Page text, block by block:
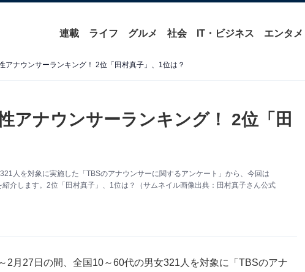
連載 ライフ グルメ 社会 IT・ビジネス エンタメ
アナウンサーランキング！ 2位「田村真子」、1位は？
アナウンサーランキング！ 2位「田
人を対象に実施した「TBSのアナウンサーに関するアンケート」から、今回は
紹介します。2位「田村真子」、1位は？（サムネイル画像出典：田村真子さん公式
2月27日の間、全国10～60代の男女321人を対象に「TBSのアナ